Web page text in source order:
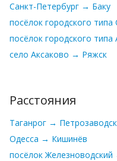
Санкт-Петербург → Баку
посёлок городского
посёлок городского
село Аксаково → Ряжск
Расстояния
Таганрог → Петрозаводск
Одесса → Кишинёв